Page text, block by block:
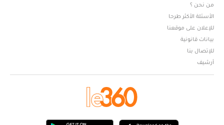
من نحن ؟
الأسئلة الأكثر طرحا
للإعلان على موقعنا
بيانات قانونية
للإتصال بنا
أرشيف